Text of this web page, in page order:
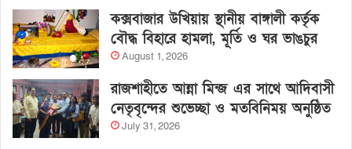
কক্সবাজার উখিয়ায় স্থানীয় বাঙ্গালী কর্তৃক
বৌদ্ধ বিহারে হামলা, মূর্তি ও ঘর ভাঙচুর
August 1, 2026
রাজশাহীতে আন্না মিন্জ এর সাথে আদিবাসী
নেতৃবৃন্দের শুভেচ্ছা ও মতবিনিময় অনুষ্ঠিত
July 31, 2026